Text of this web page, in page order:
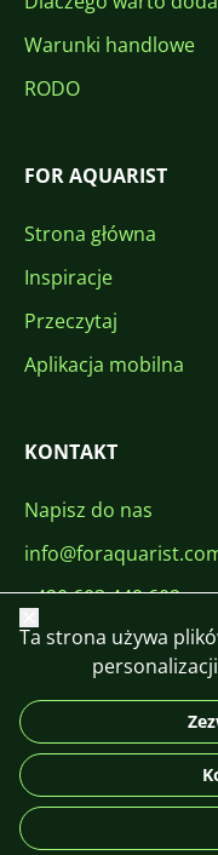
Warunki handlowe
RODO
FOR AQUARIST
Strona główna
Inspiracje
Przeczytaj
Aplikacja mobilna
KONTAKT
Napisz do nas
+420 603 449 602
Zamknij
Ta strona używa